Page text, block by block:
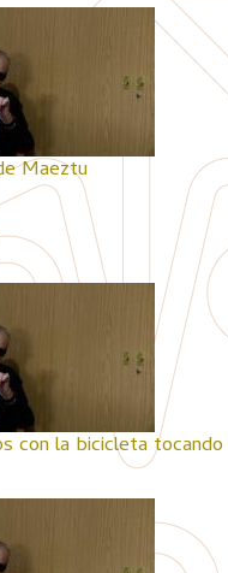
Maeztu
con la bicicleta